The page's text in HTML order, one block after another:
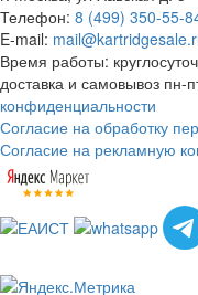
Телефон: 8 (499) 350-55-
E-mail:
Время работы:
доставка и самовывоз пн-
конфиденциальности
Согласие на обработку
Согласие на рекламную